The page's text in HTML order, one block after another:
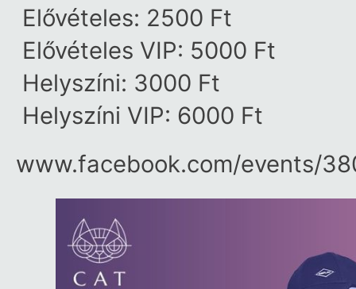
Elővételes: 2500 Ft
Elővételes VIP: 5000 Ft
Helyszíni: 3000 Ft
Helyszíni VIP: 6000 Ft
www.facebook.com/​events/​